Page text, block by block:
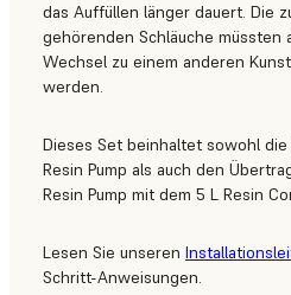
das Auffüllen länger dauert. Die
gehörenden Schläuche müssten
Wechsel zu einem anderen
werden.
Dieses Set beinhaltet sowohl
Resin Pump als auch den
Resin Pump mit dem 5 L Resin
Lesen Sie unseren
Schritt-Anweisungen.